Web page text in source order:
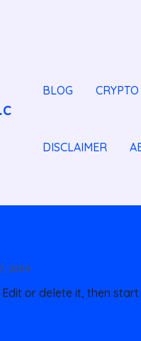
BLOG CRYPTO
DISCLAIMER
2024
or delete it, then start